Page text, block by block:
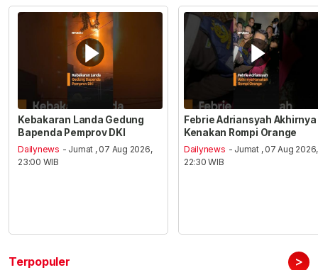
Kebakaran Landa Gedung
Bapenda Pemprov DKI
Dailynews - Jumat , 07 Aug 2026,
23:00 WIB
Febrie Adriansyah Akhirnya
Kenakan Rompi Orange
Dailynews - Jumat , 07 Aug 2026,
22:30 WIB
Terpopuler >